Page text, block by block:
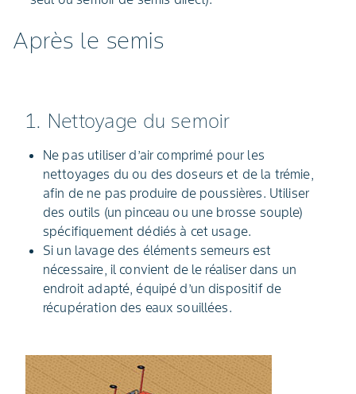
Après le semis
1. Nettoyage du semoir
Ne pas utiliser d’air comprimé pour les
nettoyages du ou des doseurs et de la trémie,
afin de ne pas produire de poussières. Utiliser
des outils (un pinceau ou une brosse souple)
spécifiquement dédiés à cet usage.
Si un lavage des éléments semeurs est
nécessaire, il convient de le réaliser dans un
endroit adapté, équipé d’un dispositif de
récupération des eaux souillées.